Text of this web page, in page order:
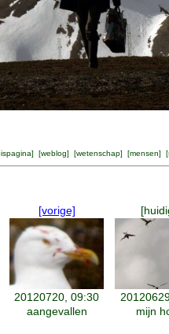
] [weblog] [wetenschap] [mensen] [
[vorige]
20120720, 09:30
aangevallen
mijn